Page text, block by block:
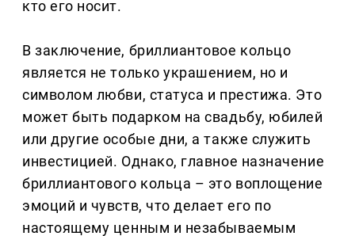
кто его носит.
В заключение, бриллиантовое кольцо
является не только украшением, но и
символом любви, статуса и престижа. Это
может быть подарком на свадьбу, юбилей
или другие особые дни, а также служить
инвестицией. Однако, главное назначение
бриллиантового кольца – это воплощение
эмоций и чувств, что делает его по
настоящему ценным и незабываемым